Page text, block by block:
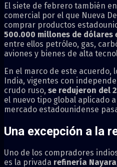
El siete de febrero también
comercial por el que Nueva
comprar productos
500.000 millones de dólares
entre ellos petróleo, gas,
aviones y bienes de alta
En el marco de este acuerdo,
India, vigentes con
crudo ruso, se redujeron del
el nuevo tipo global aplicado
mercado estadounidense
Una excepción a la
Uno de los compradores
es la privada refinería Nayara